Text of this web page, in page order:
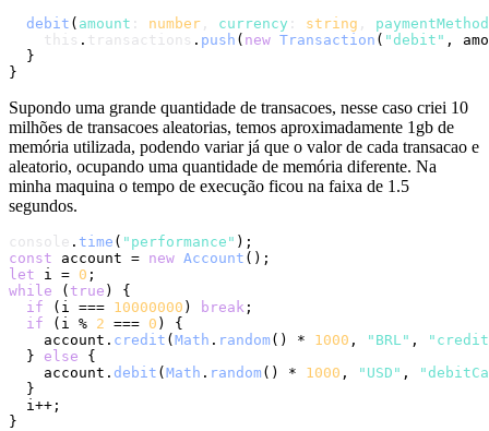
debit ( amount : number currency : string
paymentMethod
this . transactions . push ( new Transaction ( "debit" ,
  }
Supondo uma grande quantidade de transacoes, nesse caso criei 10
milhões de transacoes aleatorias, temos aproximadamente 1gb de
memória utilizada, podendo variar já que o valor de cada transacao e
aleatorio, ocupando uma quantidade de memória diferente. Na
minha maquina o tempo de execução ficou na faixa de 1.5
segundos.
console . time ( "performance"
const account = new Account
let i = 0
while ( true ) {
if (i === 10000000 ) break ;
if (i % 2 === 0 ) {
    account.
credit (Math . random() * 1000 , "BRL" ,
  }
else {
    account.
debit (Math . random() * 1000 , "USD" ,
  }
  i++;
}